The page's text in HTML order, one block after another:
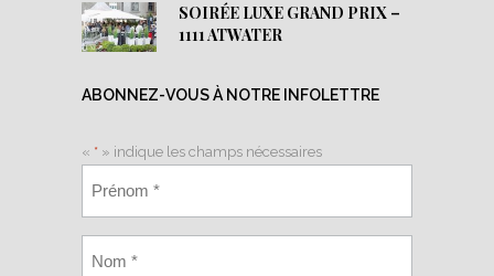
SOIRÉE LUXE GRAND PRIX –
1111 ATWATER
ABONNEZ-VOUS À NOTRE INFOLETTRE
« * » indique les champs nécessaires